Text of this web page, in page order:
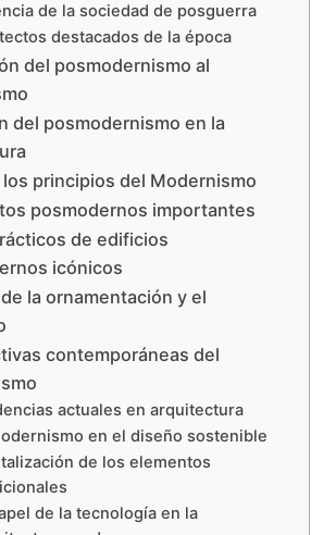
de la sociedad de posguerra
destacados de la época
del posmodernismo al
del posmodernismo en la
los principios del Modernismo
posmodernos importantes
de edificios
icónicos
la ornamentación y el
contemporáneas del
actuales en arquitectura
en el diseño sostenible
de los elementos
de la tecnología en la